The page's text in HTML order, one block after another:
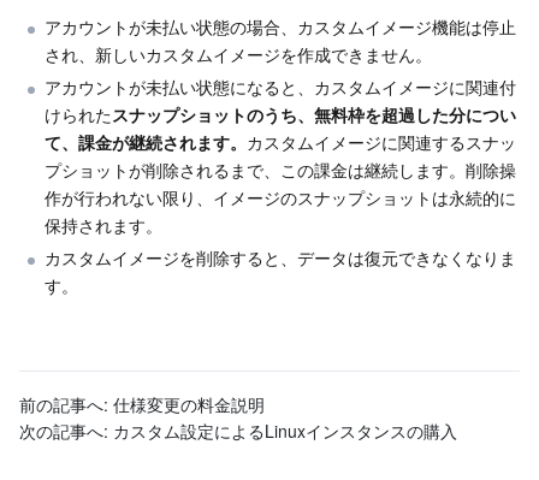
アカウントが未払い状態の場合、カスタムイメージ機能は停止
され、新しいカスタムイメージを作成できません。
アカウントが未払い状態になると、カスタムイメージに関連付
けられたスナップショットのうち、無料枠を超過した分につい
て、課金が継続されます。 カスタムイメージに関連するスナッ
プショットが削除されるまで、この課金は継続します。削除操
作が行われない限り、イメージのスナップショットは永続的に
保持されます。
カスタムイメージを削除すると、データは復元できなくなりま
す。
前の記事へ: 仕様変更の料金説明
次の記事へ: カスタム設定によるLinuxインスタンスの購入